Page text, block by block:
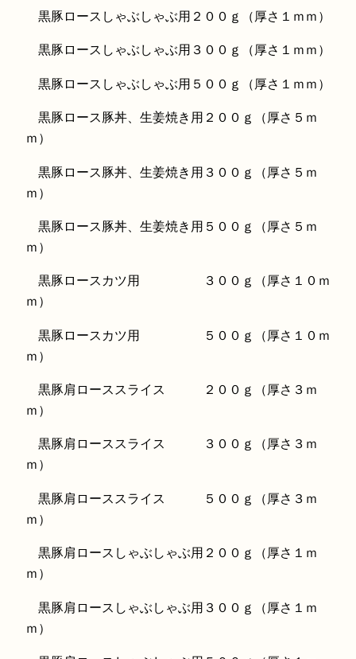
黒豚ロースしゃぶしゃぶ用２００ｇ（厚さ１ｍｍ）
黒豚ロースしゃぶしゃぶ用３００ｇ（厚さ１ｍｍ）
黒豚ロースしゃぶしゃぶ用５００ｇ（厚さ１ｍｍ）
黒豚ロース豚丼、生姜焼き用２００ｇ（厚さ５ｍ
ｍ）
黒豚ロース豚丼、生姜焼き用３００ｇ（厚さ５ｍ
ｍ）
黒豚ロース豚丼、生姜焼き用５００ｇ（厚さ５ｍ
ｍ）
黒豚ロースカツ用 ３００ｇ（厚さ１０ｍ
ｍ）
黒豚ロースカツ用 ５００ｇ（厚さ１０ｍ
ｍ）
黒豚肩ローススライス ２００ｇ（厚さ３ｍ
ｍ）
黒豚肩ローススライス ３００ｇ（厚さ３ｍ
ｍ）
黒豚肩ローススライス ５００ｇ（厚さ３ｍ
ｍ）
黒豚肩ロースしゃぶしゃぶ用２００ｇ（厚さ１ｍ
ｍ）
黒豚肩ロースしゃぶしゃぶ用３００ｇ（厚さ１ｍ
ｍ）